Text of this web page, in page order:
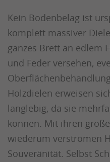
Kein Bodenbelag ist
komplett massiver
ganzes Brett an edlem
und Feder versehen,
Holzdielen erweisen
langlebig, da sie
können. Mit ihren
wiederum verströmen
Souveränität. Selbst